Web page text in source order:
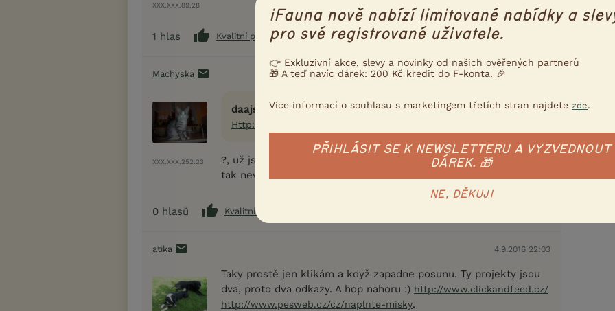
XXX.XXX.89.28
1 hlas Kvalitní příspěvek Nahlásit
Machyska 4.9.2016 15:57
XXX.XXX.252.23
daajs napsal(a):
Http://www.pesweb.cz/cz/naplnte-misky
?, už jsem myslela, že je to další odkaz, ale tento už je nahoře,
tak nevím...
0 hlasů Kvalitní příspěvek
atika 4.9.2016 22:03
Taky prostě jen klikám a když zapadne posunu. Ty projekty jsou
dva, proto dva odkazy. A hop nahoru :) http://www.clickandfeed.cz/
http://www.pesweb.cz/cz/naplnte-misky.
iFauna nově nabízí limitované nabídky a
pro své registrované uživatele.
👉 Exkluzivní akce, slevy a novinky od našich ověřených partnerů
🎁 A teď navíc dárek: 200 Kč kredit do F-konta. 🎉
Více informací o souhlasu s marketingem třetích stran najdete zde.
PŘIHLÁSIT SE K NEWSLETTERU A VYZVEDNOUT
DÁREK. 🎁
NE, DĚKUJI